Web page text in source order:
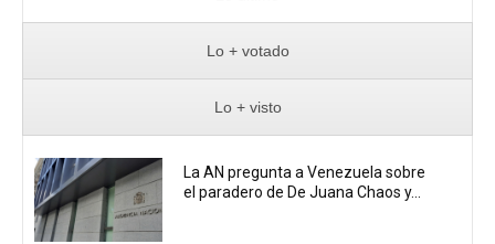
Lo + votado
Lo + visto
La AN pregunta a Venezuela sobre
el paradero de De Juana Chaos y...